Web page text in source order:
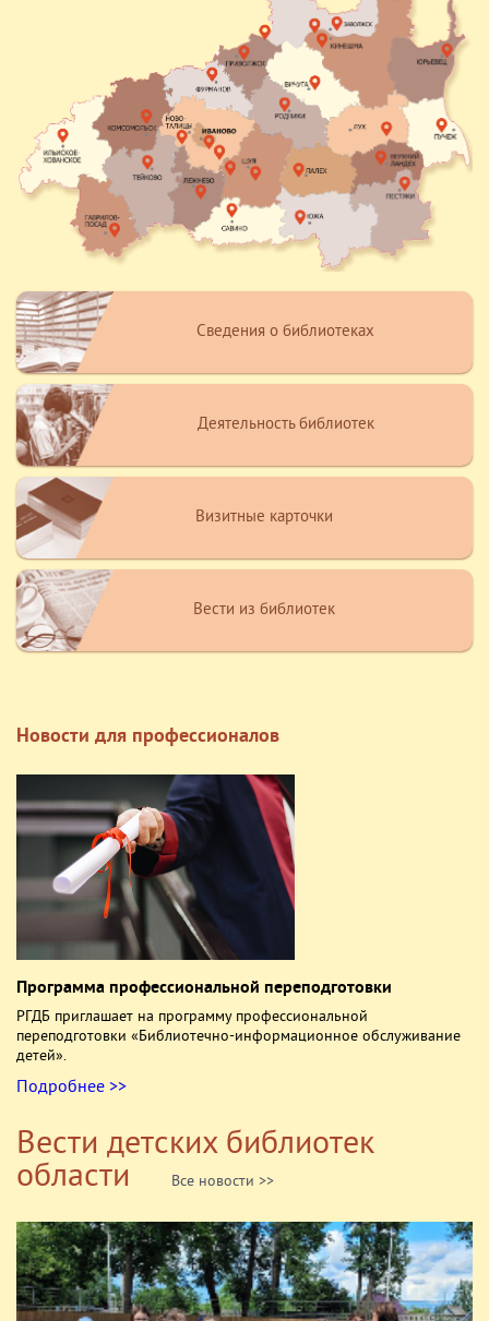
Сведения о библиотеках
Деятельность библиотек
Визитные карточки
Вести из библиотек
Новости для профессионалов
Программа профессиональной переподготовки
РГДБ приглашает на программу профессиональной
переподготовки «Библиотечно-информационное обслуживание
детей».
Подробнее >>
Вести детских библиотек
области Все новости >>